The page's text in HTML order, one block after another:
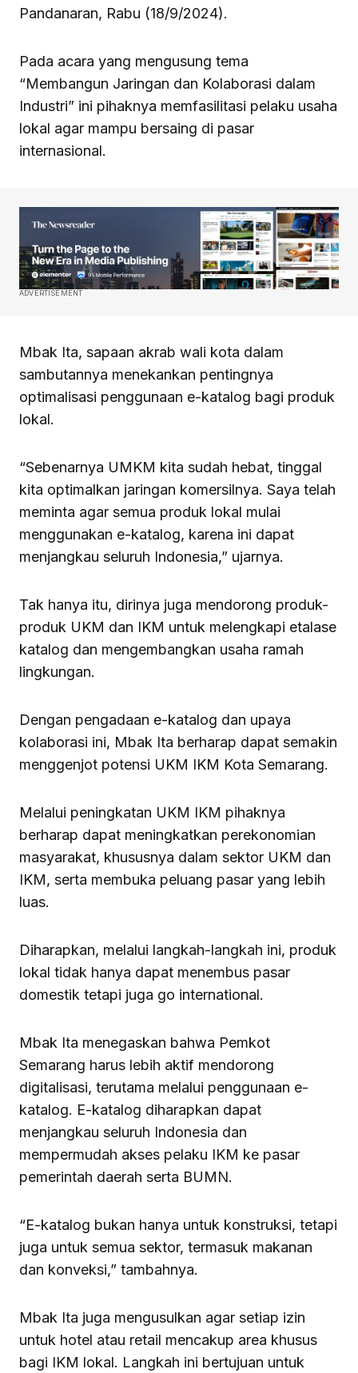
Pandanaran, Rabu (18/9/2024).
Pada acara yang mengusung tema
“Membangun Jaringan dan Kolaborasi dalam
Industri” ini pihaknya memfasilitasi pelaku usaha
lokal agar mampu bersaing di pasar
internasional.
ADVERTISEMENT
Mbak Ita, sapaan akrab wali kota dalam
sambutannya menekankan pentingnya
optimalisasi penggunaan e-katalog bagi produk
lokal.
“Sebenarnya UMKM kita sudah hebat, tinggal
kita optimalkan jaringan komersilnya. Saya telah
meminta agar semua produk lokal mulai
menggunakan e-katalog, karena ini dapat
menjangkau seluruh Indonesia,” ujarnya.
Tak hanya itu, dirinya juga mendorong produk-
produk UKM dan IKM untuk melengkapi etalase
katalog dan mengembangkan usaha ramah
lingkungan.
Dengan pengadaan e-katalog dan upaya
kolaborasi ini, Mbak Ita berharap dapat semakin
menggenjot potensi UKM IKM Kota Semarang.
Melalui peningkatan UKM IKM pihaknya
berharap dapat meningkatkan perekonomian
masyarakat, khususnya dalam sektor UKM dan
IKM, serta membuka peluang pasar yang lebih
luas.
Diharapkan, melalui langkah-langkah ini, produk
lokal tidak hanya dapat menembus pasar
domestik tetapi juga go international.
Mbak Ita menegaskan bahwa Pemkot
Semarang harus lebih aktif mendorong
digitalisasi, terutama melalui penggunaan e-
katalog. E-katalog diharapkan dapat
menjangkau seluruh Indonesia dan
mempermudah akses pelaku IKM ke pasar
pemerintah daerah serta BUMN.
“E-katalog bukan hanya untuk konstruksi, tetapi
juga untuk semua sektor, termasuk makanan
dan konveksi,” tambahnya.
Mbak Ita juga mengusulkan agar setiap izin
untuk hotel atau retail mencakup area khusus
bagi IKM lokal. Langkah ini bertujuan untuk